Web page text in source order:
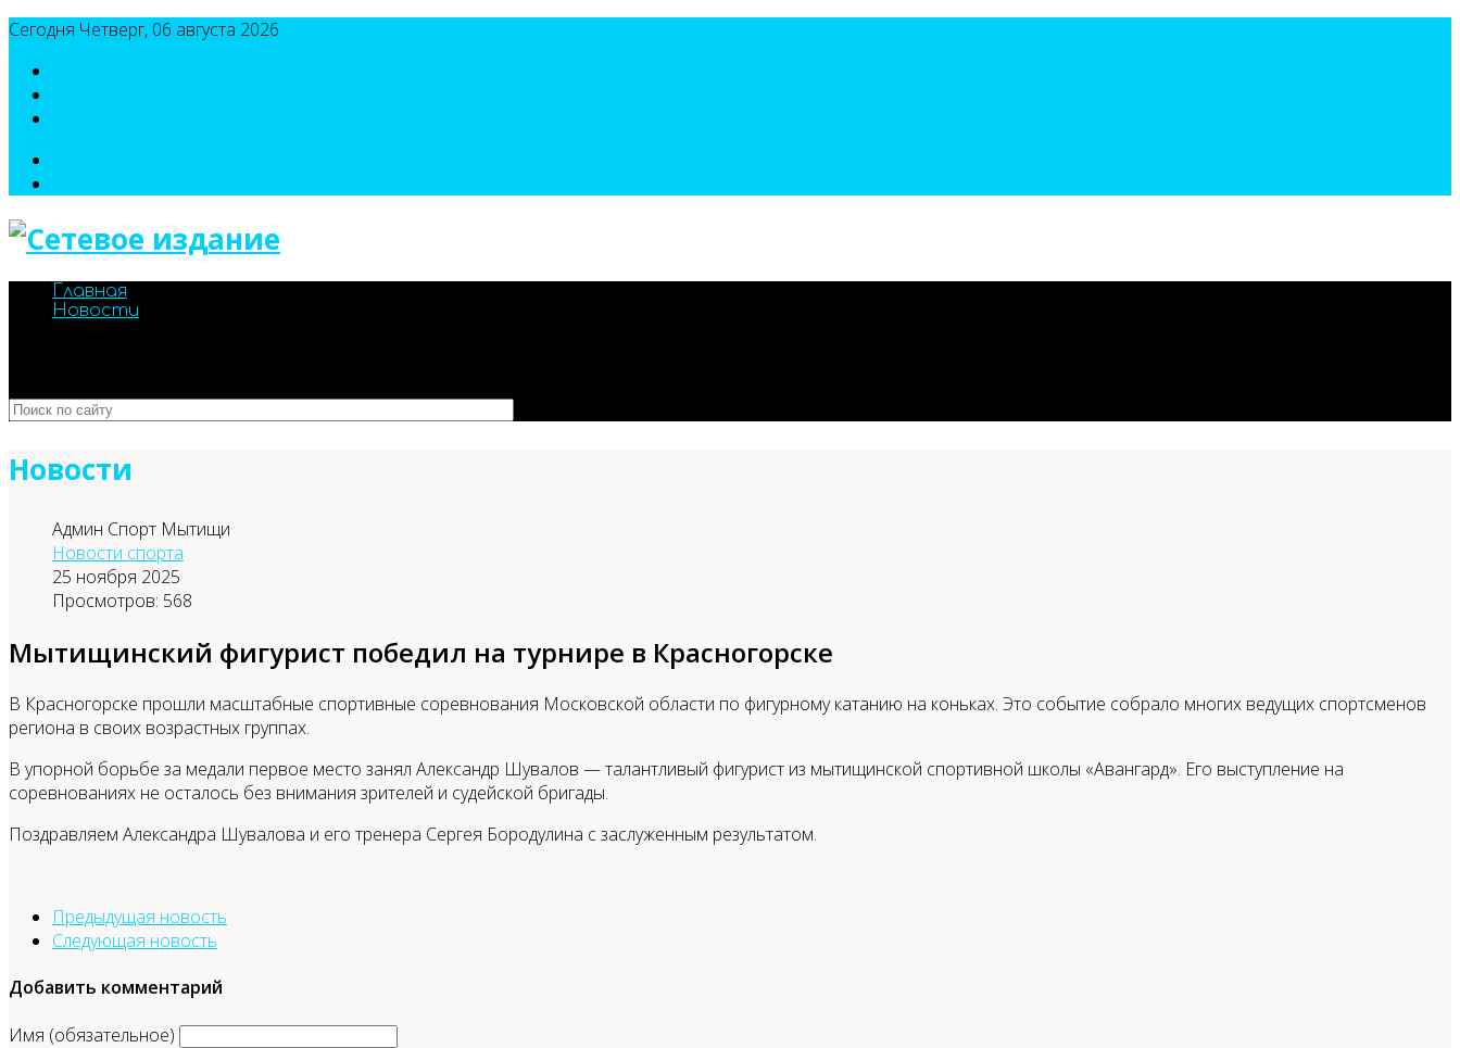
Сегодня Четверг, 06 августа 2026
Главная
Новости
Новости
Админ Спорт Мытищи
Новости спорта
25 ноября 2025
Просмотров: 568
Мытищинский фигурист победил на турнире в Красногорске
В Красногорске прошли масштабные спортивные соревнования Московской области по фигурному катанию на коньках. Это событие собрало многих ведущих спортсменов
региона в своих возрастных группах.
В упорной борьбе за медали первое место занял Александр Шувалов — талантливый фигурист из мытищинской спортивной школы «Авангард». Его выступление на
соревнованиях не осталось без внимания зрителей и судейской бригады.
Поздравляем Александра Шувалова и его тренера Сергея Бородулина с заслуженным результатом.
Предыдущая новость
Следующая новость
Добавить комментарий
Имя (обязательное)